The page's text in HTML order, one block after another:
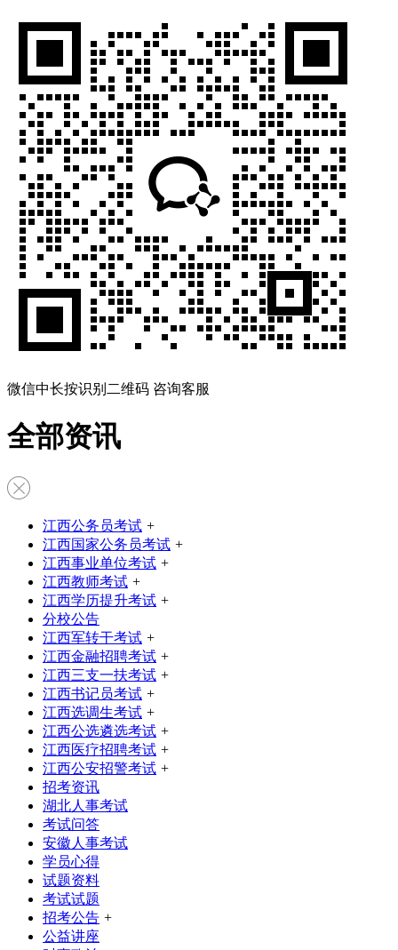
微信中长按识别二维码 咨询客服
全部资讯
江西公务员考试 +
江西国家公务员考试 +
江西事业单位考试 +
江西教师考试 +
江西学历提升考试 +
分校公告
江西军转干考试 +
江西金融招聘考试 +
江西三支一扶考试 +
江西书记员考试 +
江西选调生考试 +
江西公选遴选考试 +
江西医疗招聘考试 +
江西公安招警考试 +
招考资讯
湖北人事考试
考试问答
安徽人事考试
学员心得
试题资料
考试试题
招考公告 +
公益讲座